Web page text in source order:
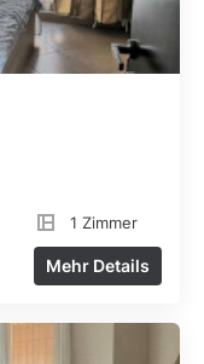
1 Zimmer
Mehr Details